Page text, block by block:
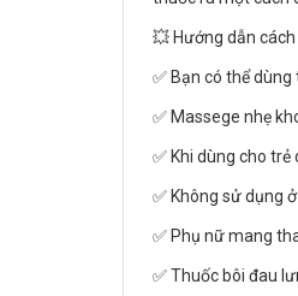
💥 Hướng dẫn
✅ Bạn có thể
✅ Massege nhẹ
✅ Khi dùng cho
✅ Không sử dụng
✅ Phụ nữ mang
✅ Thuốc bôi đau